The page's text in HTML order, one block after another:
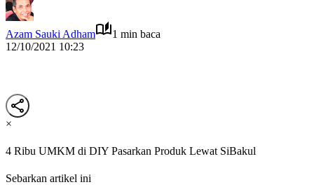
Azam Sauki Adham
1 min baca
12/10/2021 10:23
×
4 Ribu UMKM di DIY Pasarkan Produk Lewat SiBakul
Sebarkan artikel ini